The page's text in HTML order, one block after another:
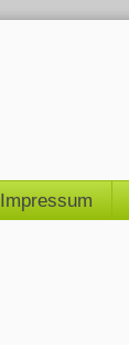
Impressum